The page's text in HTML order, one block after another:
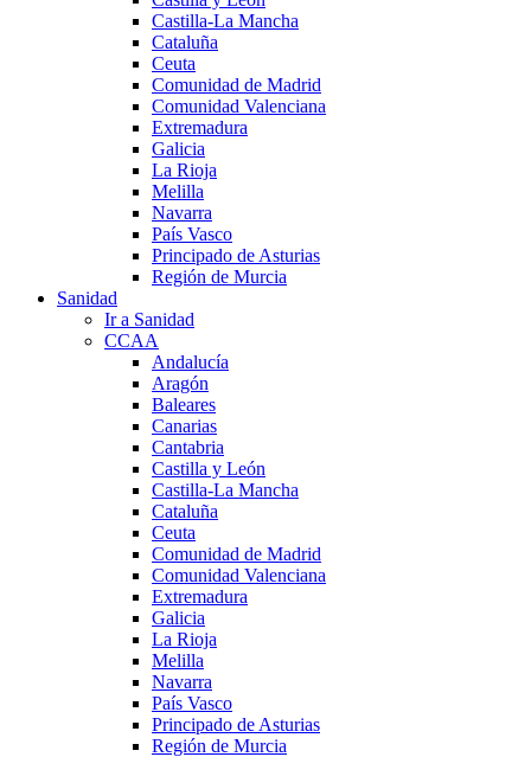
Castilla-La Mancha
Cataluña
Ceuta
Comunidad de Madrid
Comunidad Valenciana
Extremadura
Galicia
La Rioja
Melilla
Navarra
País Vasco
Principado de Asturias
Región de Murcia
Sanidad
Ir a Sanidad
CCAA
Andalucía
Aragón
Baleares
Canarias
Cantabria
Castilla y León
Castilla-La Mancha
Cataluña
Ceuta
Comunidad de Madrid
Comunidad Valenciana
Extremadura
Galicia
La Rioja
Melilla
Navarra
País Vasco
Principado de Asturias
Región de Murcia